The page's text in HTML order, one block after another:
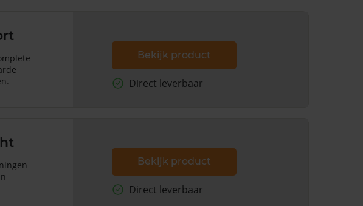
Bekijk product
Direct leverbaar
Bekijk product
Direct leverbaar